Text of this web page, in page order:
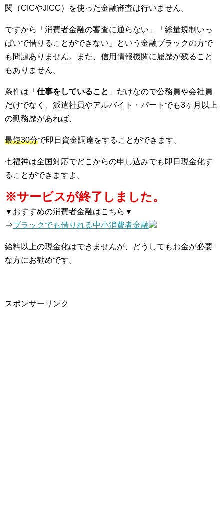
関（CICやJICC）を使った金融審査は行いません。
ですから「消費者金融の審査に通らない」「総量規制いっ
ぱいで借りることができない」という金融ブラックの方で
も問題ありません。また、信用情報機関に履歴が残ること
もありません。
条件は「 仕事をしていること 」だけなので公務員や会社員
だけでなく、派遣社員やアルバイト・パートでも3ヶ月以上
の勤務歴があれば、
最短30分で即日資金調達をすることができます。
七福神は全国対応でどこからの申し込みでも即日現金化す
ることができますよ。
※サービスが終了しました。
▼おすすめの消費者金融はこちら▼
⇒ブラックでも借りれる中小消費者金融
給料以上の現金化はできませんが、どうしてもお金が必要
な方にお勧めです。
スポンサーリンク